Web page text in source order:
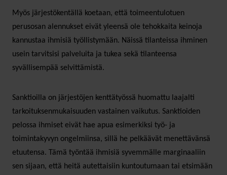
Myös järjestökentällä koetaan, että toimeentulotuen
perusosan alennukset eivät yleensä ole tehokkaita keinoja
kannustaa ihmisiä työllistymään. Näissä tilanteissa ihminen
usein tarvitsisi palveluita ja tukea sekä tilanteensa
syvällisempää selvittämistä.
Sanktioilla on järjestöjen kenttätyössä huomattu laajalti
tarkoituksenmukaisuuden vastainen vaikutus. Sanktioiden
pelossa ihmiset eivät hae apua esimerkiksi työ- ja
toimintakyvyn ongelmiinsa, sillä he pelkäävät menettävänsä
etuutensa. Tämä työntää ihmisiä syvemmälle marginaaliin
sen sijaan, että heitä autettaisiin kuntoutumaan tai etsimään